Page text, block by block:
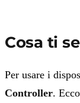
Cosa ti
Per usare i
Controller.